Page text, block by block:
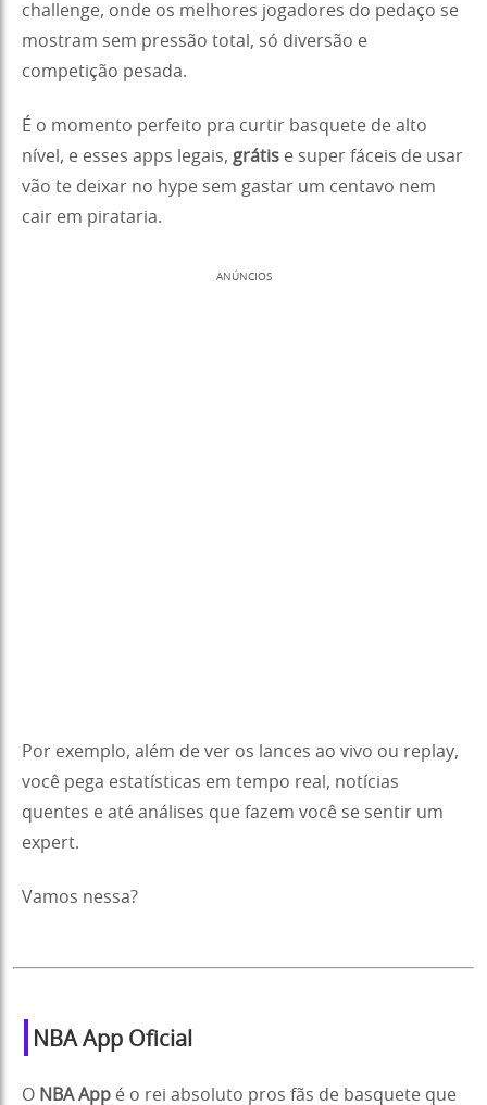
challenge, onde os melhores jogadores do pedaço se
mostram sem pressão total, só diversão e
competição pesada.
É o momento perfeito pra curtir basquete de alto
nível, e esses apps legais, grátis e super fáceis de usar
vão te deixar no hype sem gastar um centavo nem
cair em pirataria.
ANÚNCIOS
Por exemplo, além de ver os lances ao vivo ou replay,
você pega estatísticas em tempo real, notícias
quentes e até análises que fazem você se sentir um
expert.
Vamos nessa?
NBA App Oficial
O NBA App é o rei absoluto pros fãs de basquete que